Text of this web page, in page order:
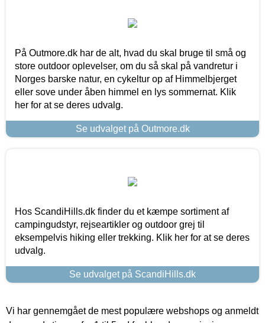
På Outmore.dk har de alt, hvad du skal bruge til små og
store outdoor oplevelser, om du så skal på vandretur i
Norges barske natur, en cykeltur op af Himmelbjerget
eller sove under åben himmel en lys sommernat. Klik
her for at se deres udvalg.
Se udvalget på Outmore.dk
Hos ScandiHills.dk finder du et kæmpe sortiment af
campingudstyr, rejseartikler og outdoor grej til
eksempelvis hiking eller trekking. Klik her for at se deres
udvalg.
Se udvalget på ScandiHills.dk
Vi har gennemgået de mest populære webshops og anmeldt